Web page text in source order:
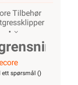
Tilbehør
•
for
ett spørsmål ()